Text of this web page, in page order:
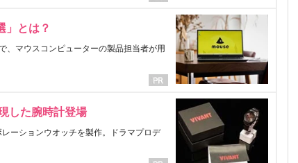
」とは？
、マウスコンピューターの製品担当者が用
した腕時計登場
ーションウオッチを製作。ドラマプロデ